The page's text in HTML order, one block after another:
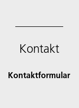
Kontakt
Kontaktformular